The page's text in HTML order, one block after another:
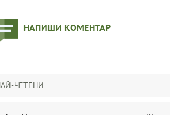
НАПИШИ КОМЕНТАР
ЧЕТЕНИ